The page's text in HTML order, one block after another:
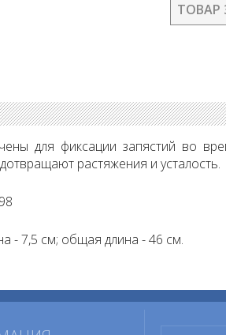
ТОВАР
для фиксации запястий во
растяжения и усталость.
- 7,5 см; общая длина - 46 см.